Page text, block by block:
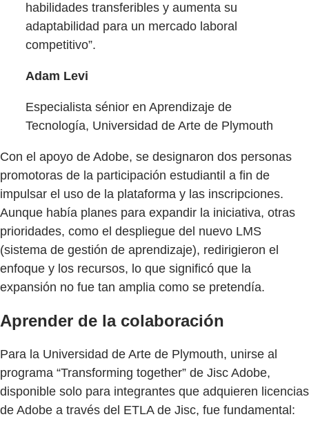
habilidades transferibles y aumenta su
adaptabilidad para un mercado laboral
competitivo”.
Adam Levi
Especialista sénior en Aprendizaje de
Tecnología, Universidad de Arte de Plymouth
Con el apoyo de Adobe, se designaron dos personas
promotoras de la participación estudiantil a fin de
impulsar el uso de la plataforma y las inscripciones.
Aunque había planes para expandir la iniciativa, otras
prioridades, como el despliegue del nuevo LMS
(sistema de gestión de aprendizaje), redirigieron el
enfoque y los recursos, lo que significó que la
expansión no fue tan amplia como se pretendía.
Aprender de la colaboración
Para la Universidad de Arte de Plymouth, unirse al
programa “Transforming together” de Jisc Adobe,
disponible solo para integrantes que adquieren licencias
de Adobe a través del ETLA de Jisc, fue fundamental: